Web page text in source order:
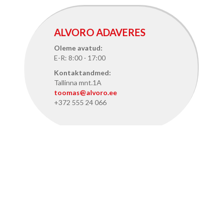
ALVORO ADAVERES
Oleme avatud:
E-R: 8:00 - 17:00
Kontaktandmed:
Tallinna mnt.1A
toomas@alvoro.ee
+372 555 24 066